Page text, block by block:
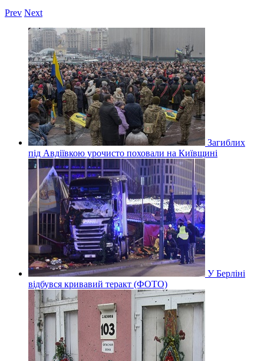
Prev Next
Загиблих
під Авдіївкою урочисто поховали на Київщині
У Берліні
відбувся кривавий теракт (ФОТО)